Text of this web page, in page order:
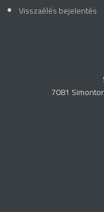
Visszaélés bejelentés
7081